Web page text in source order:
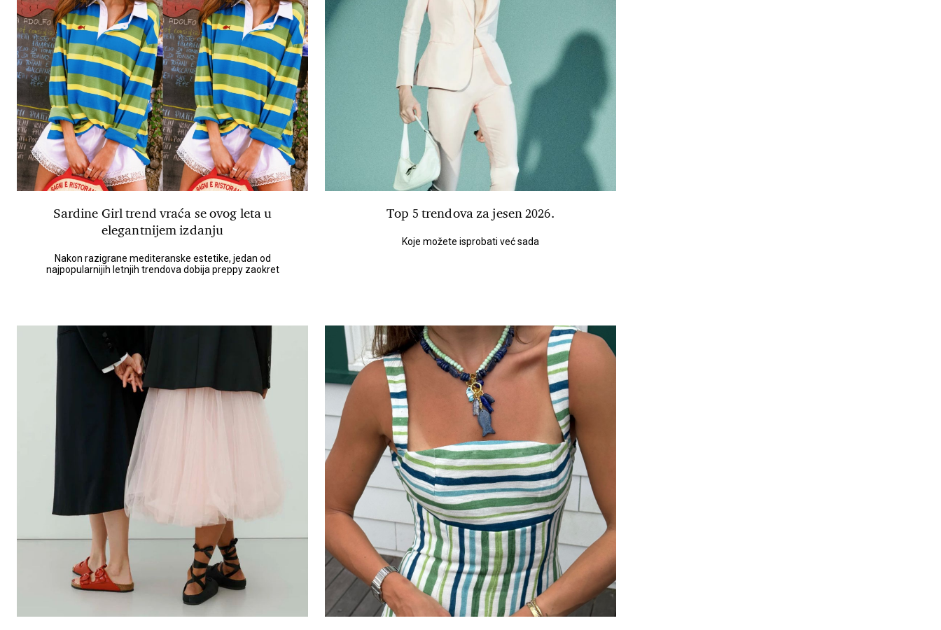
Sardine Girl trend vraća se ovog leta u
elegantnijem izdanju
Nakon razigrane mediteranske estetike, jedan od
najpopularnijih letnjih trendova dobija preppy zaokret
Top 5 trendova za jesen 2026.
Koje možete isprobati već sada